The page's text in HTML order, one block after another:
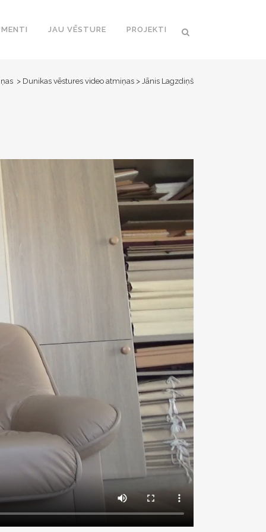
JAU VĒSTURE PROJEKTI
> Dunikas vēstures video atmiņas > Jānis Lagzdiņš